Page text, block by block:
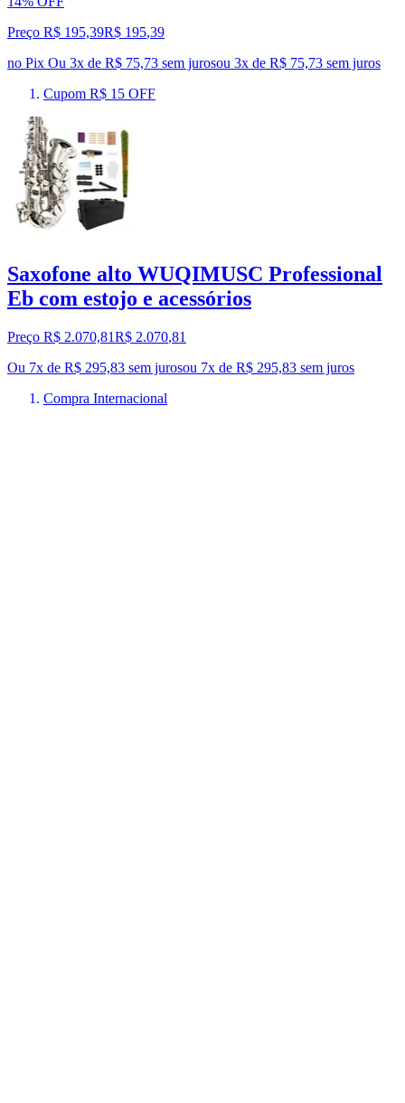
Preço R$ 195,39R$ 195,39
no Pix Ou 3x de R$ 75,73 sem jurosou 3x de R$ 75,73 sem juros
Cupom R$ 15 OFF
Saxofone alto WUQIMUSC Professional
Eb com estojo e acessórios
Preço R$ 2.070,81R$ 2.070,81
Ou 7x de R$ 295,83 sem jurosou 7x de R$ 295,83 sem juros
Compra Internacional